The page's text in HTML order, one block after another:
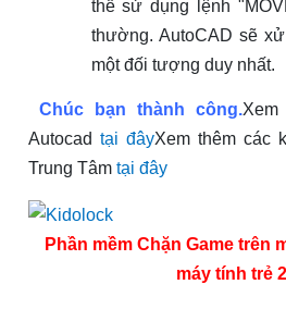
thể sử dụng lệnh
thường. AutoCAD sẽ
một đối tượng duy nhất.
Chúc bạn thành công.Xem
Autocad tại đâyXem thêm các
Trung Tâm tại đây
Phần mềm Chặn Game trên
máy tính trẻ